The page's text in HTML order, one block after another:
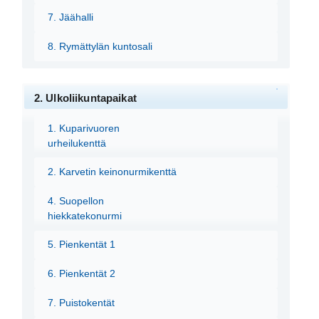
7. Jäähalli
8. Rymättylän kuntosali
2. Ulkoliikuntapaikat
1. Kuparivuoren
urheilukenttä
2. Karvetin keinonurmikenttä
4. Suopellon
hiekkatekonurmi
5. Pienkentät 1
6. Pienkentät 2
7. Puistokentät